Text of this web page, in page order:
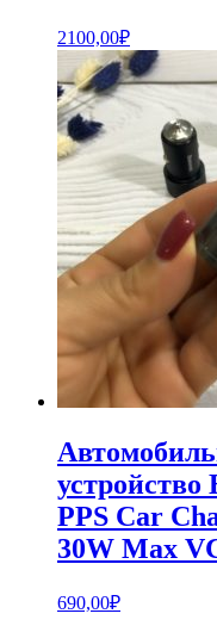
2100,00₽
PPS Car
30W Max
690,00₽